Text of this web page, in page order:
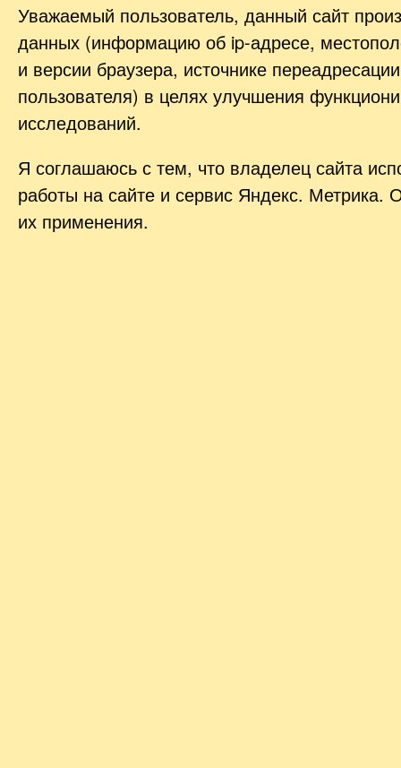
Уважаемый пользователь, данный сайт
данных (информацию об ip-адресе,
и версии браузера, источнике
пользователя) в целях улучшения
исследований.
Я соглашаюсь с тем, что владелец сайта
работы на сайте и сервис Яндекс. Метрика.
их применения.